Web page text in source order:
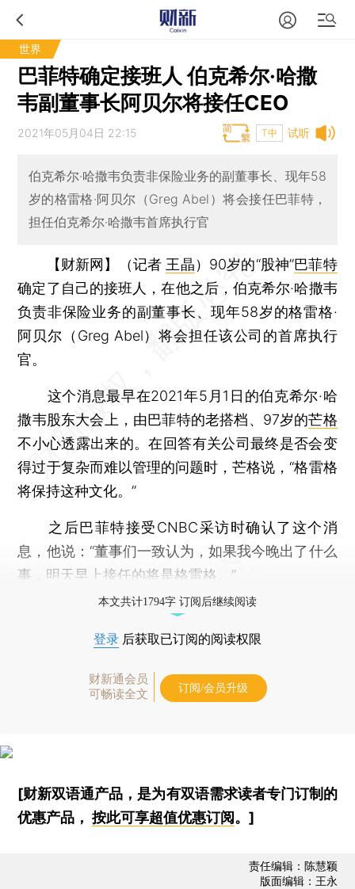
世界
巴菲特确定接班人 伯克希尔·哈撒
韦副董事长阿贝尔将接任CEO
试听
2021年05月04日 22:15 T中
伯克希尔·哈撒韦负责非保险业务的副董事长、现年58
岁的格雷格·阿贝尔（Greg Abel）将会接任巴菲特，
担任伯克希尔·哈撒韦首席执行官
【财新网】（记者 王晶） 90岁的“股神”巴菲特
确定了自己的接班人，在他之后，伯克希尔·哈撒韦
负责非保险业务的副董事长、现年58岁的格雷格·
阿贝尔（Greg Abel）将会担任该公司的首席执行
官。
这个消息最早在2021年5月1日的伯克希尔·哈
撒韦股东大会上，由巴菲特的老搭档、97岁的芒格
不小心透露出来的。在回答有关公司最终是否会变
得过于复杂而难以管理的问题时，芒格说，“格雷格
将保持这种文化。”
之后巴菲特接受CNBC采访时确认了这个消
息，他说：“董事们一致认为，如果我今晚出了什么
事，明天早上接任的将是格雷格。”
本文共计1794字 订阅后继续阅读
登录 后获取已订阅的阅读权限
财新通会员
可畅读全文
订阅/会员升级
[财新双语通产品，是为有双语需求读者专门订制的
优惠产品，按此可享超值优惠订阅 。]
责任编辑：陈慧颖
版面编辑：王永